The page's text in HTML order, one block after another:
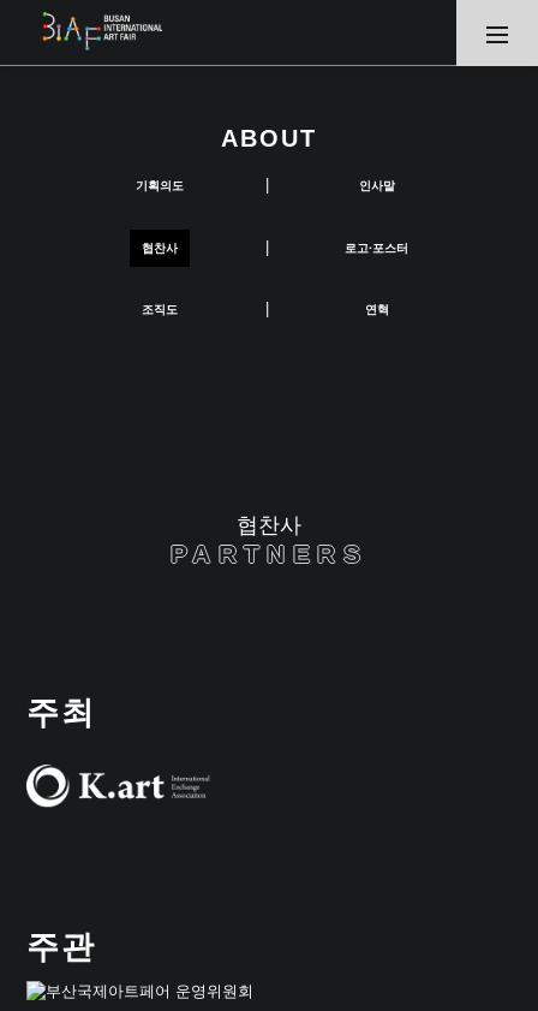
ABOUT
기획의도 | 인사말
협찬사 | 로고·포스터
조직도 연혁
협찬사
PARTNERS
주최
주관